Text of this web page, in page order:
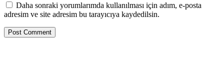
Daha sonraki yorumlarımda kullanılması için adım, e-posta
adresim ve site adresim bu tarayıcıya kaydedilsin.